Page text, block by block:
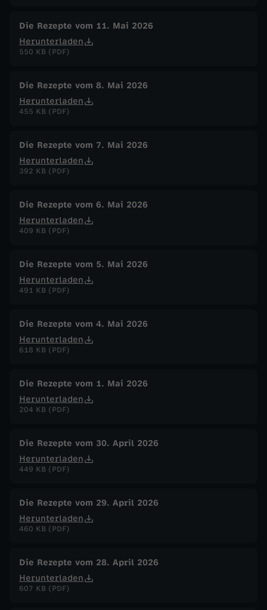
Die Rezepte vom 11. Mai 2026
Herunterladen
550 KB (PDF)
Die Rezepte vom 8. Mai 2026
Herunterladen
455 KB (PDF)
Die Rezepte vom 7. Mai 2026
Herunterladen
392 KB (PDF)
Die Rezepte vom 6. Mai 2026
Herunterladen
409 KB (PDF)
Die Rezepte vom 5. Mai 2026
Herunterladen
491 KB (PDF)
Die Rezepte vom 4. Mai 2026
Herunterladen
618 KB (PDF)
Die Rezepte vom 1. Mai 2026
Herunterladen
204 KB (PDF)
Die Rezepte vom 30. April 2026
Herunterladen
449 KB (PDF)
Die Rezepte vom 29. April 2026
Herunterladen
460 KB (PDF)
Die Rezepte vom 28. April 2026
Herunterladen
607 KB (PDF)